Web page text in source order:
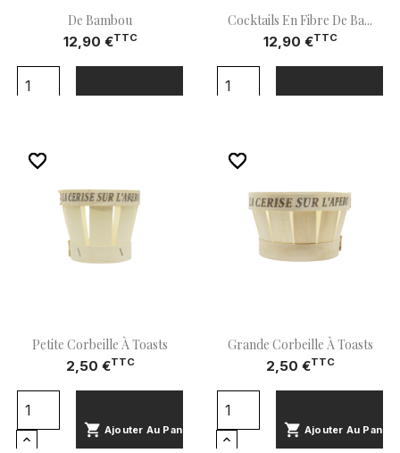
De Bambou
12,90 €TTC
Cocktails En Fibre De Ba...
12,90 €TTC
Petite Corbeille À Toasts
2,50 €TTC
shopping_cart Ajouter Au Panier
favorite_border
favorite_border
Grande Corbeille À Toasts
2,50 €TTC
shopping_cart Ajouter Au Panier
favorite_border
favorite_border